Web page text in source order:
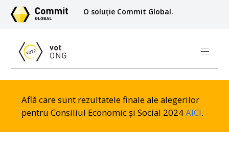
O soluție Commit Global.
Află care sunt rezultatele finale ale alegerilor
pentru Consiliul Economic și Social 2024AICI.